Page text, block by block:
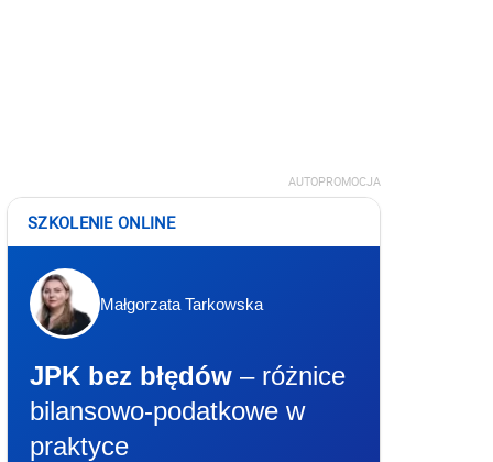
AUTOPROMOCJA
SZKOLENIE ONLINE
Małgorzata Tarkowska
JPK bez błędów – różnice
bilansowo-podatkowe w
praktyce